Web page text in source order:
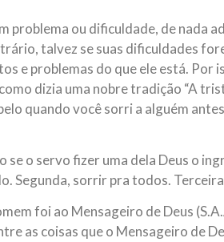
problema ou dificuldade, de nada
talvez se suas dificuldades
e problemas do que ele está. Por
dizia uma nobre tradição “A
quando você sorri a alguém
se o servo fizer uma dela Deus o
Segunda, sorrir pra todos.
foi ao Mensageiro de Deus
as coisas que o Mensageiro de